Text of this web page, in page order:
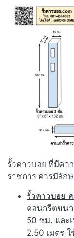
รั้วคาวบอย ที่มีคว
ราชการ ควรมีลั
รั้วคาวบอย
คอนกรีตขน
50 ซม. และเ
2.50 เมตร